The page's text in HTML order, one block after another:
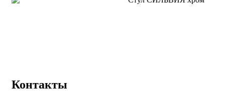
Контакты